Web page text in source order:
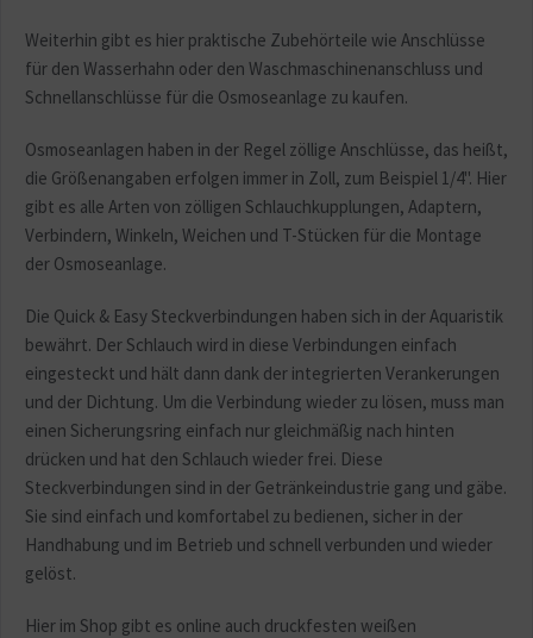
Weiterhin gibt es hier praktische Zubehörteile wie Anschlüsse
für den Wasserhahn oder den Waschmaschinenanschluss und
Schnellanschlüsse für die Osmoseanlage zu kaufen.
Osmoseanlagen haben in der Regel zöllige Anschlüsse, das heißt,
die Größenangaben erfolgen immer in Zoll, zum Beispiel 1/4". Hier
gibt es alle Arten von zölligen Schlauchkupplungen, Adaptern,
Verbindern, Winkeln, Weichen und T-Stücken für die Montage
der Osmoseanlage.
Die Quick & Easy Steckverbindungen haben sich in der Aquaristik
bewährt. Der Schlauch wird in diese Verbindungen einfach
eingesteckt und hält dann dank der integrierten Verankerungen
und der Dichtung. Um die Verbindung wieder zu lösen, muss man
einen Sicherungsring einfach nur gleichmäßig nach hinten
drücken und hat den Schlauch wieder frei. Diese
Steckverbindungen sind in der Getränkeindustrie gang und gäbe.
Sie sind einfach und komfortabel zu bedienen, sicher in der
Handhabung und im Betrieb und schnell verbunden und wieder
gelöst.
Hier im Shop gibt es online auch druckfesten weißen